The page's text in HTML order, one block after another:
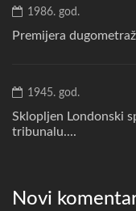
1986. god.
Premijera
1945. god.
Sklopljen Londonski
tribunalu....
Novi